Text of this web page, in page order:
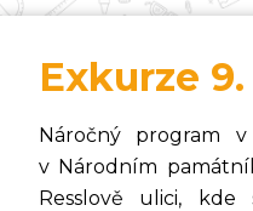
Exkurze
Náročný program
v Národním
Resslově ulici, kde